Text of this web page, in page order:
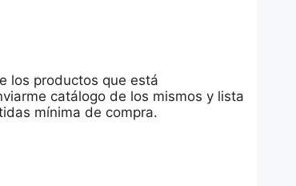
los productos que está
catálogo de los mismos y lista
mínima de compra.